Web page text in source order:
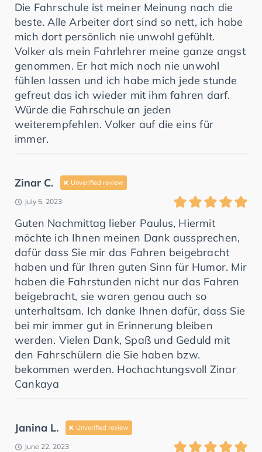
Die Fahrschule ist meiner Meinung nach die
beste. Alle Arbeiter dort sind so nett, ich habe
mich dort persönlich nie unwohl gefühlt.
Volker als mein Fahrlehrer meine ganze angst
genommen. Er hat mich noch nie unwohl
fühlen lassen und ich habe mich jede stunde
gefreut das ich wieder mit ihm fahren darf.
Würde die Fahrschule an jeden
weiterempfehlen. Volker auf die eins für
immer.
Zinar C. Unverified review
July 5, 2023
Guten Nachmittag lieber Paulus, Hiermit
möchte ich Ihnen meinen Dank aussprechen,
dafür dass Sie mir das Fahren beigebracht
haben und für Ihren guten Sinn für Humor. Mir
haben die Fahrstunden nicht nur das Fahren
beigebracht, sie waren genau auch so
unterhaltsam. Ich danke Ihnen dafür, dass Sie
bei mir immer gut in Erinnerung bleiben
werden. Vielen Dank, Spaß und Geduld mit
den Fahrschülern die Sie haben bzw.
bekommen werden. Hochachtungsvoll Zinar
Cankaya
Janina L. Unverified review
June 22, 2023